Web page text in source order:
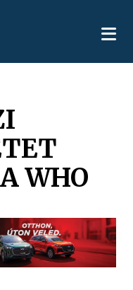
WHO